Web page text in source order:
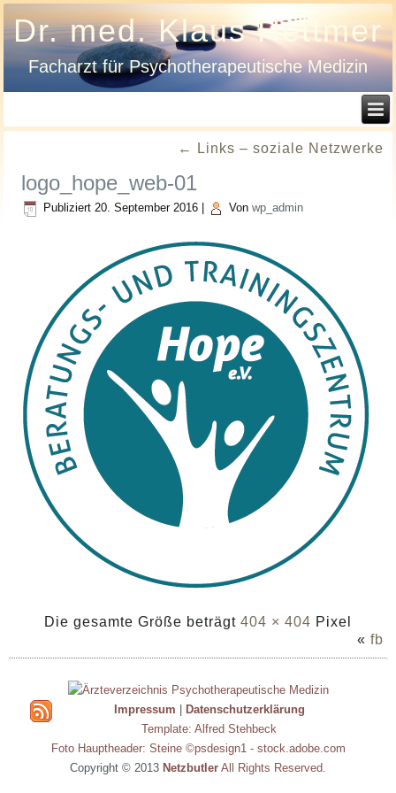
Dr. med. Klaus Hettmer
Facharzt für Psychotherapeutische Medizin
← Links – soziale Netzwerke
logo_hope_web-01
Publiziert 20. September 2016 Von wp_admin
Die gesamte Größe beträgt 404 × 404 Pixel
« fb
Impressum | Datenschutzerklärung
Template: Alfred Stehbeck
Foto Hauptheader: Steine ©psdesign1 - stock.adobe.com
Copyright © 2013 Netzbutler All Rights Reserved.